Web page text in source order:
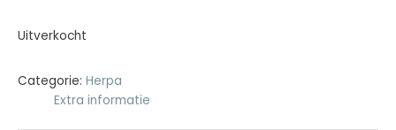
Uitverkocht
Categorie: Herpa
Extra informatie